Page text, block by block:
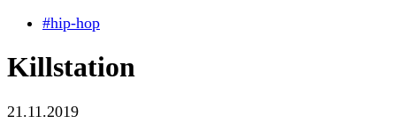
#hip-hop
Killstation
21.11.2019